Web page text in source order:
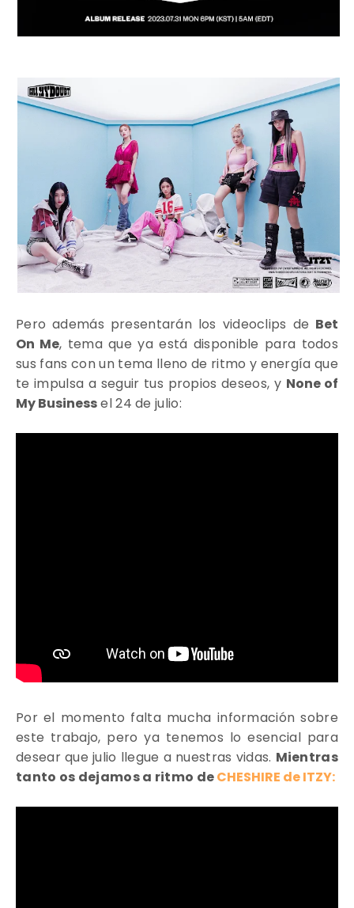
Pero además presentarán los videoclips de Bet
On Me, tema que ya está disponible para todos
sus fans con un tema lleno de ritmo y energía que
te impulsa a seguir tus propios deseos, y None of
My Businessel 24 de julio:
Por el momento falta mucha información sobre
este trabajo, pero ya tenemos lo esencial para
desear que julio llegue a nuestras vidas. Mientras
tanto os dejamos a ritmo deCHESHIRE de ITZY: